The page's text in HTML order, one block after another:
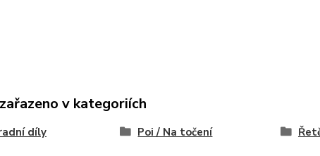
v kategoriích
díly Poi / Na točení